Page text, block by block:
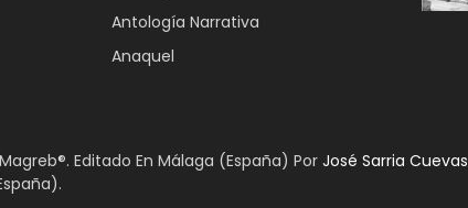
Antología Narrativa
Anaquel
Editado En Málaga (España) Por José Sarria Cuevas